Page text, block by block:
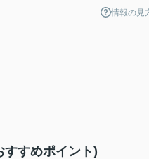
情報の見
すすめポイント)